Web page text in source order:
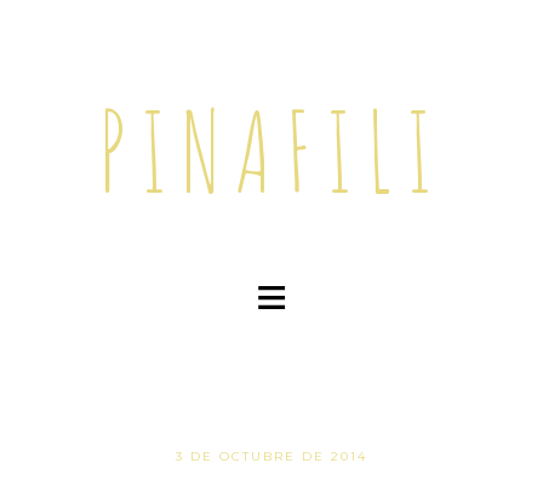
PINAFILI
≡
3 DE OCTUBRE DE 2014